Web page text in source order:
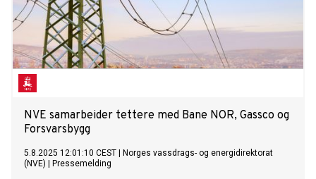
NVE samarbeider tettere med Bane NOR, Gassco og
Forsvarsbygg
5.8.2025 12:01:10 CEST
Norges vassdrags- og energidirektorat
(NVE)
Pressemelding